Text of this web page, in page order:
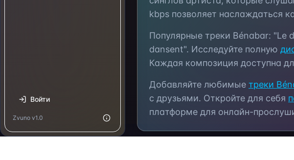
Войти
Zvuno v1.0
kbps позволяет наслаждаться
Популярные треки Bénabar: "Le
dansent". Исследуйте полную
Каждая композиция доступна
Добавляйте любимые треки
с друзьями. Откройте для себя
платформе для онлайн-